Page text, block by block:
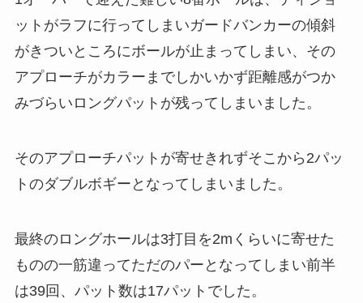
ットがラフに行ってしまいガードバンカーの傾斜
がきついところにボールが止まってしまい、その
アプローチがカラーまでしかいかず距離感がつか
みづらいロングパットが残ってしまいました。
そのアプローチパットが寄せきれずそこから2パッ
トのダブルボギーとなってしまいました。
最終のロングホールは3打目を2mくらいに寄せた
ものの一筋違ってただのパーとなってしまい前半
は39回、パット数は17パットでした。